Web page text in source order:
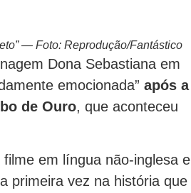
— Foto: Reprodução/Fantástico
Dona Sebastiana em
emocionada” após a
de Ouro, que aconteceu
em língua não-inglesa e
primeira vez na história que